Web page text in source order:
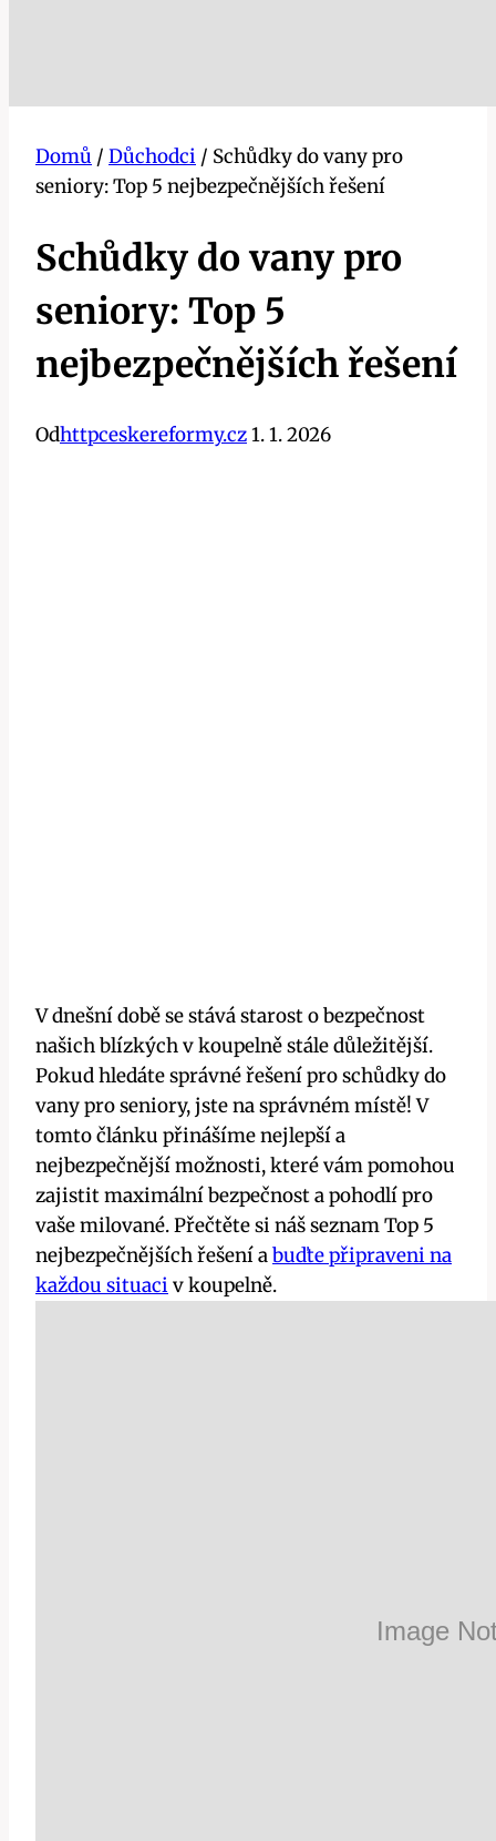
Domů / Důchodci / Schůdky do vany pro
seniory: Top 5 nejbezpečnějších řešení
Schůdky do vany pro
seniory: Top 5
nejbezpečnějších řešení
Odhttpceskereformy.cz1. 1. 2026
V dnešní době se stává starost o bezpečnost
našich blízkých v koupelně stále důležitější.
Pokud hledáte správné řešení pro schůdky do
vany pro seniory, jste na správném místě! V
tomto článku přinášíme nejlepší a
nejbezpečnější možnosti, které vám pomohou
zajistit maximální bezpečnost a pohodlí pro
vaše milované. Přečtěte si náš seznam Top 5
nejbezpečnějších řešení abuďte připraveni na
každou situaci v koupelně.